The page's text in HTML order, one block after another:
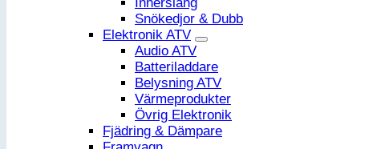
Innerslang
Snökedjor & Dubb
Elektronik ATV
Audio ATV
Batteriladdare
Belysning ATV
Värmeprodukter
Övrig Elektronik
Fjädring & Dämpare